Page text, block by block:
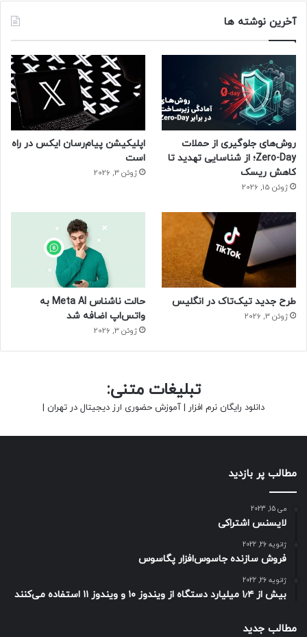
منبع : زومیت
آخرین نوشته ها
روش‌های جلوگیری از حملات
Zero-Day؛ از شناسایی تهدید تا
کاهش ریسک
ژوئن 15, 2026
اپلیکیشن پیام‌رسان ایکس در راه
است
ژوئن 3, 2026
طرح جدید تیک‌تاک در انگلیس
ژوئن 3, 2026
حالت ناشناس Meta AI به
واتس‌اپ اضافه شد
ژوئن 3, 2026
تبلیغات متنی:
دانلود رایگان نرم افزار | آموزش حضوری ارز دیجیتال در تهران |
مطالب پر بازدید
می 15, 2023
لایسنس اشتراکی
ژانویه 26, 2022
فروش سازنده جاسوس‌افزار پگاسوس
ژانویه 26, 2022
بیش از ۱٫۴ میلیارد دستگاه از ویندوز ۱۰ و ویندوز ۱۱ استفاده می‌کنند
مطالب جدید